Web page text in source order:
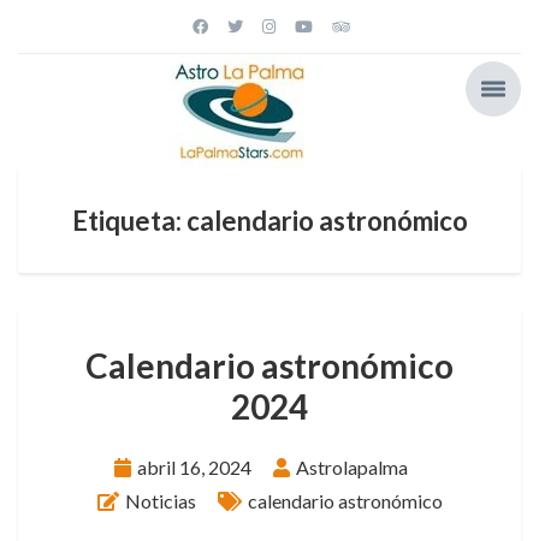
Etiqueta: calendario astronómico
Calendario astronómico
2024
abril 16, 2024
Astrolapalma
Noticias
calendario astronómico